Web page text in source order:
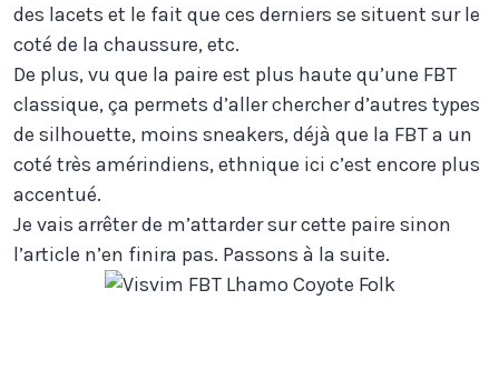
des lacets et le fait que ces derniers se situent sur le
coté de la chaussure, etc.
De plus, vu que la paire est plus haute qu’une FBT
classique, ça permets d’aller chercher d’autres types
de silhouette, moins sneakers, déjà que la FBT a un
coté très amérindiens, ethnique ici c’est encore plus
accentué.
Je vais arrêter de m’attarder sur cette paire sinon
l’article n’en finira pas. Passons à la suite.